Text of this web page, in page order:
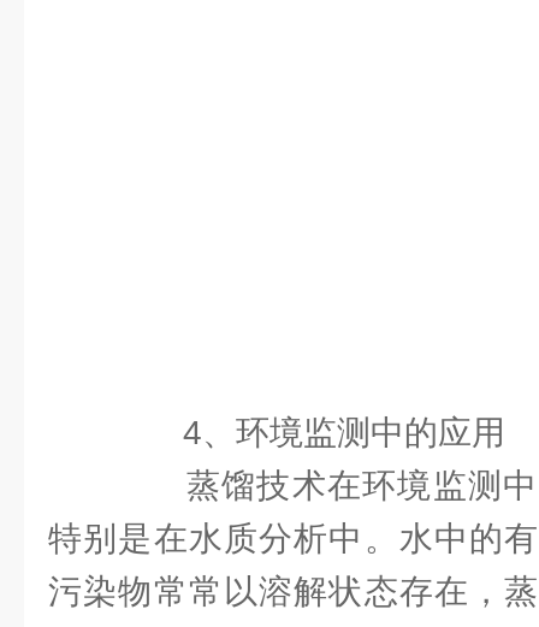
4、环境监测中的应用
蒸馏技术在环境监测中
特别是在水质分析中。水中的
污染物常常以溶解状态存在，